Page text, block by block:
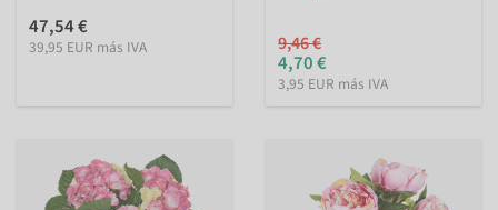
47,54 €
39,95 EUR más IVA 9,46 €
4,70 €
3,95 EUR más IVA